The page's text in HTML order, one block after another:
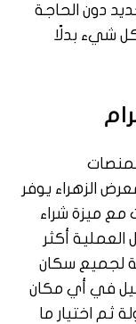
دون الحاجة
شيء بدلًا
الزهراء يوفر
مع ميزة شراء
أكثر
لجميع سكان
في أي مكان
ثم اختيار ما